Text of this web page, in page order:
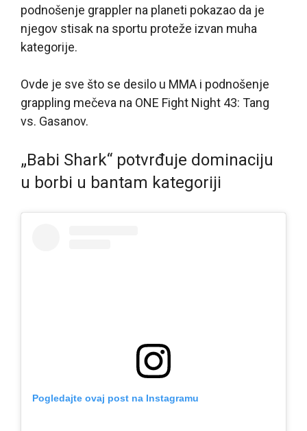
podnošenje grappler na planeti pokazao da je
njegov stisak na sportu proteže izvan muha
kategorije.
Ovde je sve što se desilo u MMA i podnošenje
grappling mečeva na ONE Fight Night 43: Tang
vs. Gasanov.
„Babi Shark“ potvrđuje dominaciju
u borbi u bantam kategoriji
Pogledajte ovaj post na Instagramu